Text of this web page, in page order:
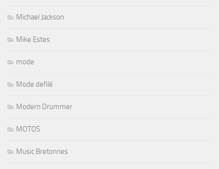
Michael Jackson
Mike Estes
mode
Mode defilé
Modern Drummer
MOTOS
Music Bretonnes